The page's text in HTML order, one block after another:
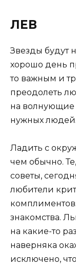
ЛЕВ
Звезды будут
хорошо день
то важным и
преодолеть
на волнующие
нужных людей.
Ладить с
чем обычно.
советы,
любители
знакомства.
на какие-то
наверняка
исключено,